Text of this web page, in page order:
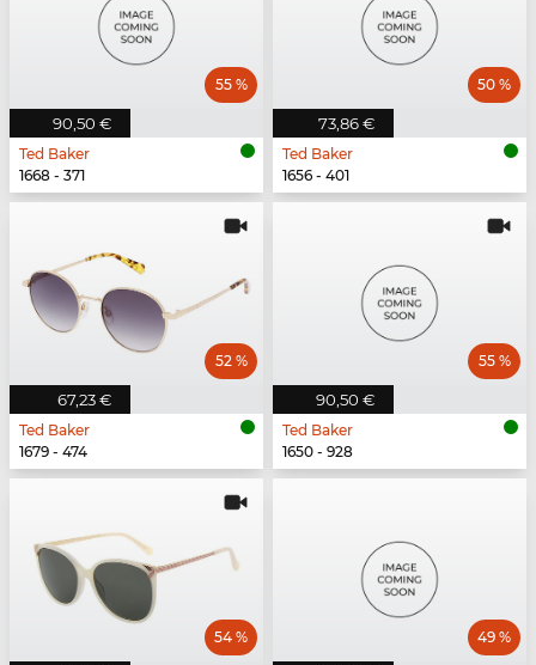
90,50 €
55 %
Ted Baker
1668 - 371
73,86 €
50 %
Ted Baker
1656 - 401
67,23 €
52 %
Ted Baker
1679 - 474
90,50 €
55 %
Ted Baker
1650 - 928
54 % 49 %